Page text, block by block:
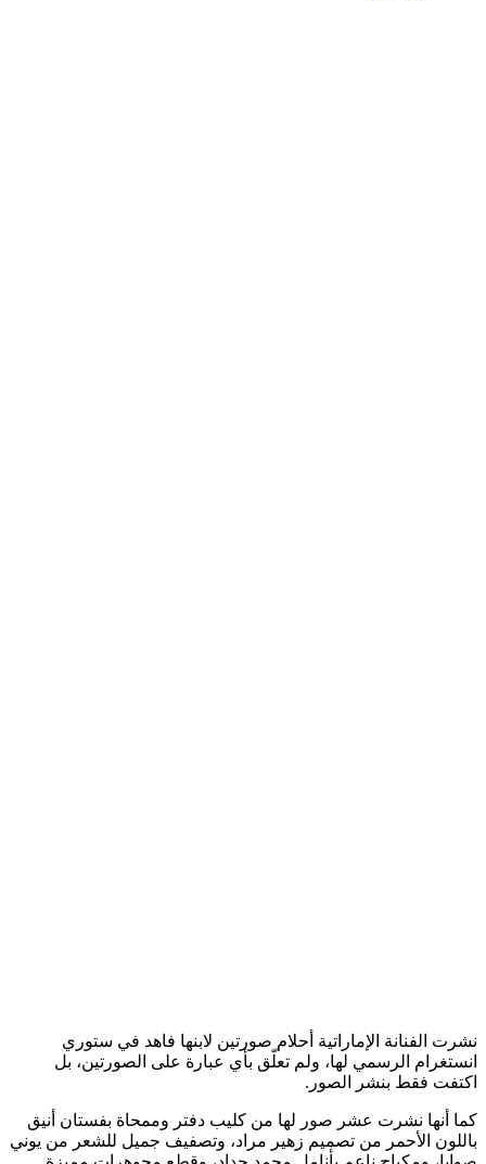
نشرت الفنانة الإماراتية أحلام صورتين لابنها فاهد في ستوري
انستغرام الرسمي لها، ولم تعلّق بأي عبارة على الصورتين، بل
اكتفت فقط بنشر الصور.
كما أنها نشرت عشر صور لها من كليب دفتر وممحاة بفستان أنيق
باللون الأحمر من تصميم زهير مراد، وتصفيف جميل للشعر من يوني